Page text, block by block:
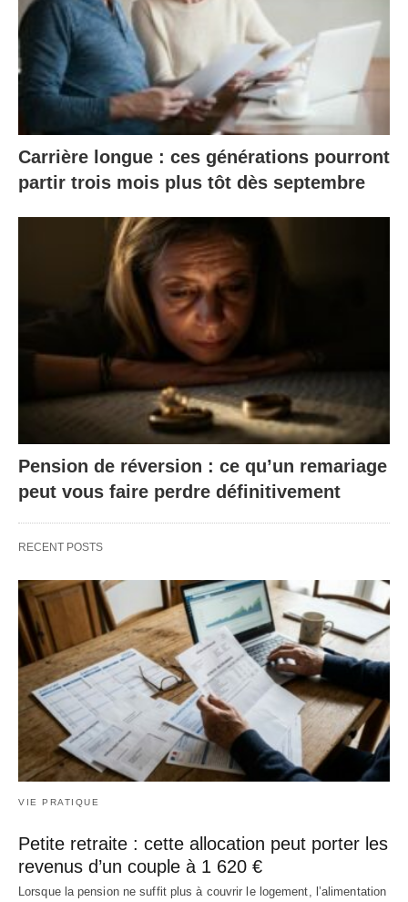
Carrière longue : ces générations pourront
partir trois mois plus tôt dès septembre
Pension de réversion : ce qu’un remariage
peut vous faire perdre définitivement
RECENT POSTS
VIE PRATIQUE
Petite retraite : cette allocation peut porter les
revenus d’un couple à 1 620 €
Lorsque la pension ne suffit plus à couvrir le logement, l’alimentation